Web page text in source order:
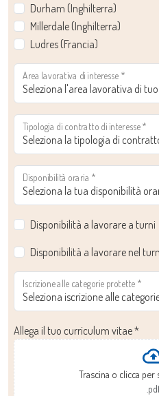
Durham (Inghilterra)
Millerdale (Inghilterra)
Ludres (Francia)
Area lavorativa di interesse *
Tipologia di contratto di interesse*
Disponibilità oraria *
Disponibilità a lavorare a turni
Disponibilità a lavorare nel
Iscrizione alle categorie protette *
Allega il tuo curriculum vitae*
Trascina o clicca